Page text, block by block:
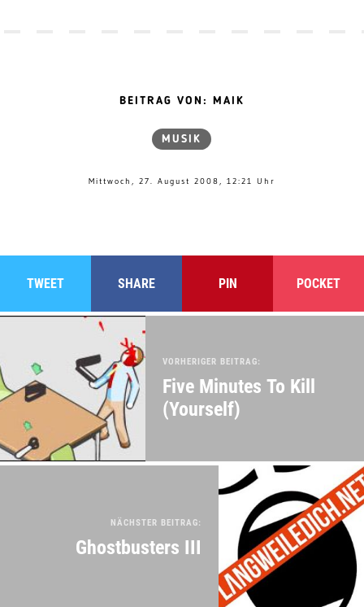
BEITRAG VON: MAIK
MUSIK
Mittwoch, 27. August 2008, 12:21 Uhr
TWEET SHARE PIN POCKET
VORHERIGER BEITRAG:
Five Minutes To Kill
(Yourself)
NÄCHSTER BEITRAG:
Ghostbusters III